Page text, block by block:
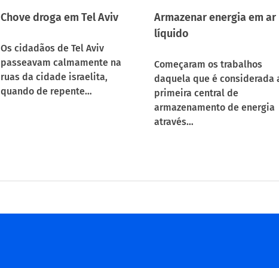
Chove droga em Tel Aviv
Os cidadãos de Tel Aviv
passeavam calmamente na
ruas da cidade israelita,
quando de repente…
Armazenar energia em ar
líquido
Começaram os trabalhos
daquela que é considerada
primeira central de
armazenamento de energia
através…